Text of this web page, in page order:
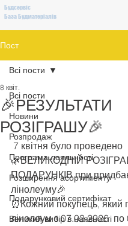
Будсервіс
База Будматеріалів
Пост
Всі пости
Новини
Розпродаж
Програма лояльності
Розширення асортименту
Подарунковий сертифікат
Великий вибір в наявності
Всі пости
🎉РЕЗУЛЬТАТИ
РОЗІГРАШУ🎉
8 квіт.
7 квітня було проведено
🌿ВЕЛИКОДНІЙ
ПОДАРУНКІВ при
лінолеуму🎉
⏰Кожний покупець, який
лінолеум з 07.03.2026  по